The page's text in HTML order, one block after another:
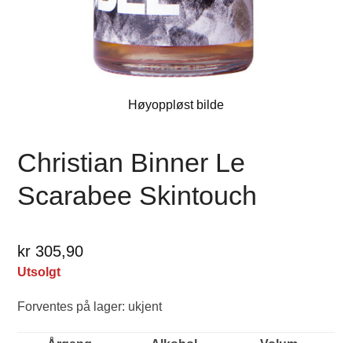
Høyoppløst bilde
Christian Binner Le
Scarabee Skintouch
kr 305,90
Utsolgt
Forventes på lager: ukjent